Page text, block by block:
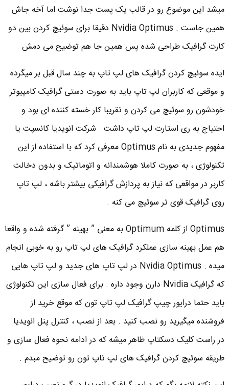
میشد این موضوع رو در قالب یک پست جدا نوشت اما آخه جاش
همین جاست . Nvidia Optimus دقیقا برای سوئیچ کردن بین دو
کارت گرافیک طراحی شده پس همین جا هم توضیح می دمش .
ایده سوئیچ کردن گرافیک های لپ تاپ به چند سال قبل بر میگرده
و موقعی که کاربران لپ تاپ باید به صورت دستی گرافیک کامپیوتر
خودشون رو سوئیچ می کردن و تقریبا کار خسته کننده ای بود و
احتیاج به ری استارت لپ تاپ داشت . شرکت انویدیا کانسپت یا
مفهوم جدیدی به نام Optimus معرفی کرد که با استفاده از این
تکنولوژی ، به صورت کاملا هوشمندانه و اتوماتیک و بدون دخالت
کاربر در مواقعی که نیاز به پردازش گرافیکی بیشتر باشه ، لپ تاپ
روی گرافیک قوی تر سوئیچ می کنه .
Optimus از کلمه Optimum به معنی ” بهینه ” گرفته شده و واقعا
هم عمل بهینه سازی عملکرد گرافیک های لپ تاپ رو به خوبی انجام
میده . Nvidia Optimus در لپ تاپ های جدید و لپ تاپ هایی
که گرافیک Nvidia دارن وجود داره . برای فعال سازی این تکنولوژی
باید حتما درایور چیپ گرافیک لپ تاپ تون که موقع خرید از
فروشنده میگیرید رو نصب کنید . بعد از نصب ، کنترل پنل انویدیا
در راست کلیک دسکتاپ ظاهر میشه که در ادامه نحوه فعال سازی و
طریقه سوئیچ کردن گرافیک های لپ تاپ تون رو توضیح مبدم .